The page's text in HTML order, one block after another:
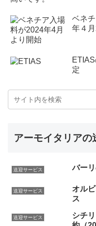
ベネ
年４
定
アーモイタリアの
送迎サービス バー
送迎サービス
オル
ス
送迎サービス
シチ